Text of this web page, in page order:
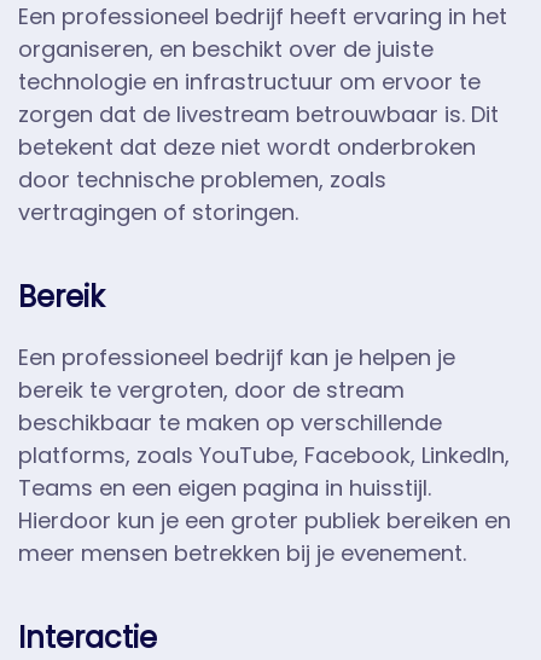
Een professioneel bedrijf heeft ervaring in het
organiseren, en beschikt over de juiste
technologie en infrastructuur om ervoor te
zorgen dat de livestream betrouwbaar is. Dit
betekent dat deze niet wordt onderbroken
door technische problemen, zoals
vertragingen of storingen.
Bereik
Een professioneel bedrijf kan je helpen je
bereik te vergroten, door de stream
beschikbaar te maken op verschillende
platforms, zoals YouTube, Facebook, LinkedIn,
Teams en een eigen pagina in huisstijl.
Hierdoor kun je een groter publiek bereiken en
meer mensen betrekken bij je evenement.
Interactie